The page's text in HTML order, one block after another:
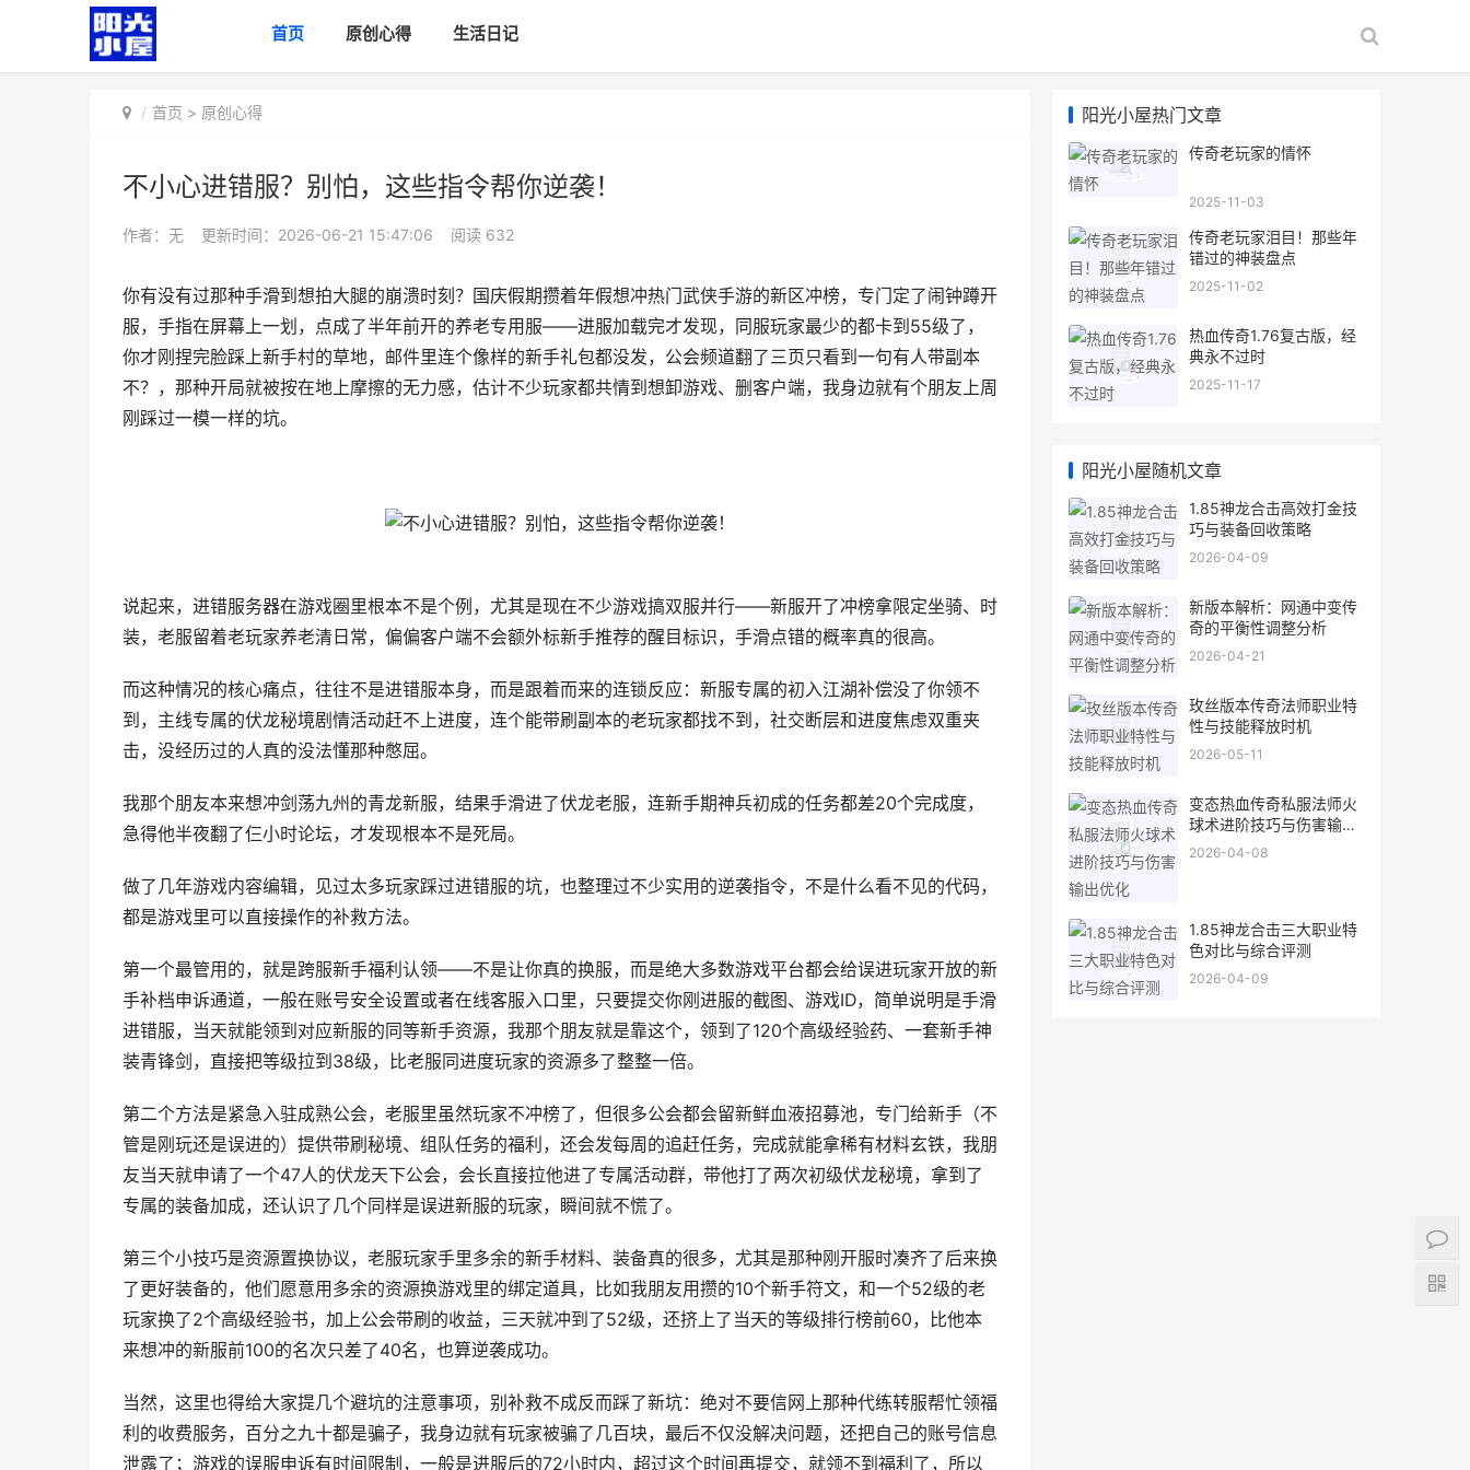
首页 原创心得 生活日记
首页 > 原创心得
不小心进错服？别怕，这些指令帮你逆袭！
作者：无 更新时间：2026-06-21 15:47:06 阅读 632
你有没有过那种手滑到想拍大腿的崩溃时刻？国庆假期攒着年假想冲热门武侠手游的新区冲榜，专门定了闹钟蹲开
服，手指在屏幕上一划，点成了半年前开的养老专用服——进服加载完才发现，同服玩家最少的都卡到55级了，
你才刚捏完脸踩上新手村的草地，邮件里连个像样的新手礼包都没发，公会频道翻了三页只看到一句有人带副本
不？，那种开局就被按在地上摩擦的无力感，估计不少玩家都共情到想卸游戏、删客户端，我身边就有个朋友上周
刚踩过一模一样的坑。
说起来，进错服务器在游戏圈里根本不是个例，尤其是现在不少游戏搞双服并行——新服开了冲榜拿限定坐骑、时
装，老服留着老玩家养老清日常，偏偏客户端不会额外标新手推荐的醒目标识，手滑点错的概率真的很高。
而这种情况的核心痛点，往往不是进错服本身，而是跟着而来的连锁反应：新服专属的初入江湖补偿没了你领不
到，主线专属的伏龙秘境剧情活动赶不上进度，连个能带刷副本的老玩家都找不到，社交断层和进度焦虑双重夹
击，没经历过的人真的没法懂那种憋屈。
我那个朋友本来想冲剑荡九州的青龙新服，结果手滑进了伏龙老服，连新手期神兵初成的任务都差20个完成度，
急得他半夜翻了仨小时论坛，才发现根本不是死局。
做了几年游戏内容编辑，见过太多玩家踩过进错服的坑，也整理过不少实用的逆袭指令，不是什么看不见的代码，
都是游戏里可以直接操作的补救方法。
第一个最管用的，就是跨服新手福利认领——不是让你真的换服，而是绝大多数游戏平台都会给误进玩家开放的新
手补档申诉通道，一般在账号安全设置或者在线客服入口里，只要提交你刚进服的截图、游戏ID，简单说明是手滑
进错服，当天就能领到对应新服的同等新手资源，我那个朋友就是靠这个，领到了120个高级经验药、一套新手神
装青锋剑，直接把等级拉到38级，比老服同进度玩家的资源多了整整一倍。
第二个方法是紧急入驻成熟公会，老服里虽然玩家不冲榜了，但很多公会都会留新鲜血液招募池，专门给新手（不
管是刚玩还是误进的）提供带刷秘境、组队任务的福利，还会发每周的追赶任务，完成就能拿稀有材料玄铁，我朋
友当天就申请了一个47人的伏龙天下公会，会长直接拉他进了专属活动群，带他打了两次初级伏龙秘境，拿到了
专属的装备加成，还认识了几个同样是误进新服的玩家，瞬间就不慌了。
第三个小技巧是资源置换协议，老服玩家手里多余的新手材料、装备真的很多，尤其是那种刚开服时凑齐了后来换
了更好装备的，他们愿意用多余的资源换游戏里的绑定道具，比如我朋友用攒的10个新手符文，和一个52级的老
玩家换了2个高级经验书，加上公会带刷的收益，三天就冲到了52级，还挤上了当天的等级排行榜前60，比他本
来想冲的新服前100的名次只差了40名，也算逆袭成功。
当然，这里也得给大家提几个避坑的注意事项，别补救不成反而踩了新坑：绝对不要信网上那种代练转服帮忙领福
利的收费服务，百分之九十都是骗子，我身边就有玩家被骗了几百块，最后不仅没解决问题，还把自己的账号信息
泄露了；游戏的误服申诉有时间限制，一般是进服后的72小时内，超过这个时间再提交，就领不到福利了，所以
阳光小屋热门文章
传奇老玩家的情怀
2025-11-03
传奇老玩家泪目！那些年
错过的神装盘点
2025-11-02
热血传奇1.76复古版，经
典永不过时
2025-11-17
阳光小屋随机文章
1.85神龙合击高效打金技
巧与装备回收策略
2026-04-09
新版本解析：网通中变传
奇的平衡性调整分析
2026-04-21
玫丝版本传奇法师职业特
性与技能释放时机
2026-05-11
变态热血传奇私服法师火
球术进阶技巧与伤害输出
优化
2026-04-08
1.85神龙合击三大职业特
色对比与综合评测
2026-04-09